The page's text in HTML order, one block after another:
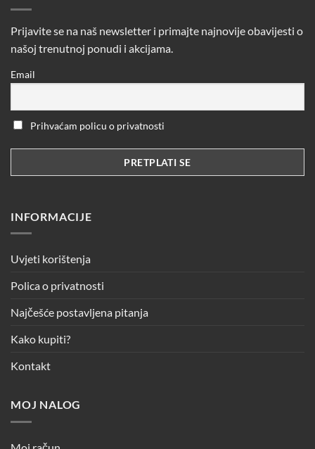
Prijavite se na naš newsletter i primajte najnovije obavijesti o
našoj trenutnoj ponudi i akcijama.
Email
Prihvaćam policu o privatnosti
INFORMACIJE
Uvjeti korištenja
Polica o privatnosti
Najčešće postavljena pitanja
Kako kupiti?
Kontakt
MOJ NALOG